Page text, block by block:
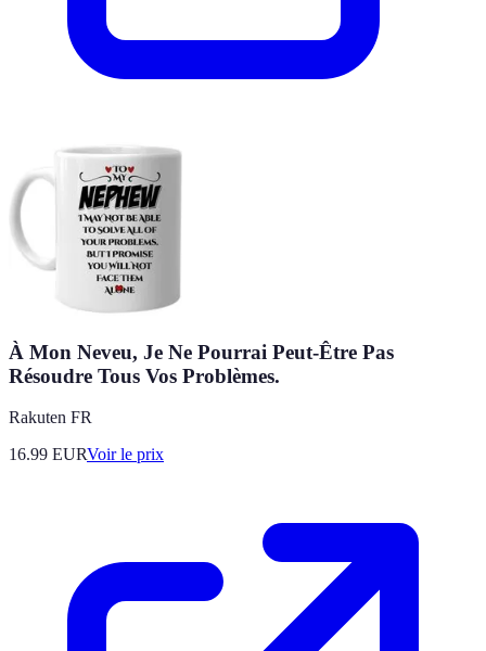
À Mon Neveu, Je Ne Pourrai Peut-Être Pas
Résoudre Tous Vos Problèmes.
Rakuten FR
16.99 EURVoir le prix